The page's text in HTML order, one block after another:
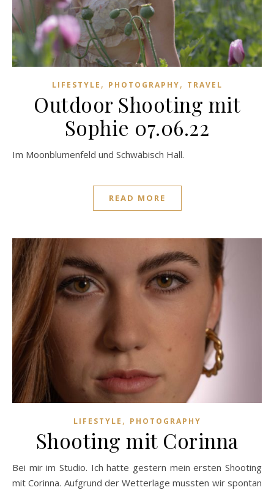
LIFESTYLE , PHOTOGRAPHY, TRAVEL
Outdoor Shooting mit
Sophie 07.06.22
Im Moonblumenfeld und Schwäbisch Hall.
READ MORE
LIFESTYLE , PHOTOGRAPHY
Shooting mit Corinna
Bei mir im Studio. Ich hatte gestern mein ersten Shooting
mit Corinna. Aufgrund der Wetterlage mussten wir spontan